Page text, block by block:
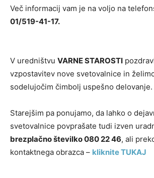
Več informacij vam je na voljo na
01/519-41-17.
V uredništvu VARNE STAROSTI
vzpostavitev nove svetovalnice in
sodelujočim čimbolj uspešno delovanje.
Starejšim pa ponujamo, da lahko o
svetovalnice povprašate tudi izven
brezplačno številko 080 22 46, ali
kontaktnega obrazca – kliknite TUKAJ